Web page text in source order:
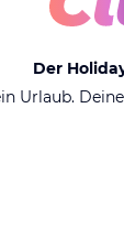
Der
Urlaub.